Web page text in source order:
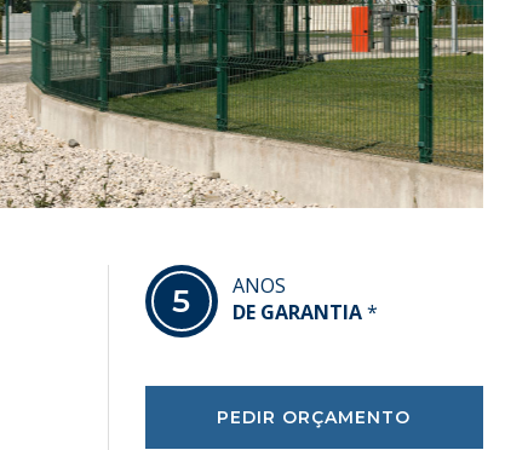
5
ANOS
DE GARANTIA*
PEDIR ORÇAMENTO